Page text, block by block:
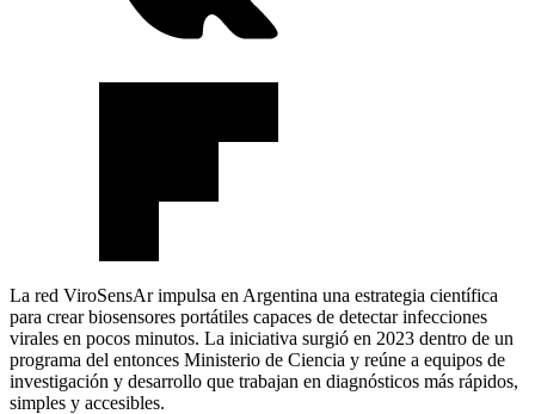
La red ViroSensAr impulsa en Argentina una estrategia científica
para crear biosensores portátiles capaces de detectar infecciones
virales en pocos minutos. La iniciativa surgió en 2023 dentro de un
programa del entonces Ministerio de Ciencia y reúne a equipos de
investigación y desarrollo que trabajan en diagnósticos más rápidos,
simples y accesibles.